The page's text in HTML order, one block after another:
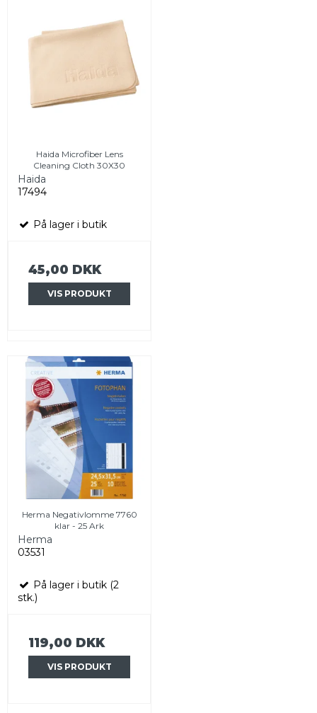
Haida Microfiber Lens
Cleaning Cloth 30X30
Haida
17494
På lager i butik
45,00 DKK
VIS PRODUKT
Herma Negativlomme 7760
klar - 25 Ark
Herma
03531
På lager i butik (2
stk.)
119,00 DKK
VIS PRODUKT